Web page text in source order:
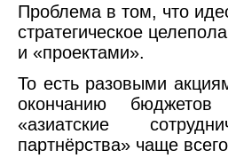
Проблема в том, что
стратегическое
и «проектами».
То есть разовыми
окончанию
«азиатские
партнёрства» чаще